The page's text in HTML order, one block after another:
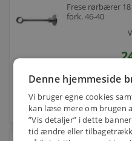
Frese rørbærer
fork. 46-40
stk.
Denne hjemmeside
Vi bruger egne cookies
kan læse mere om brugen
”Vis detaljer” i dette
tid ændre eller